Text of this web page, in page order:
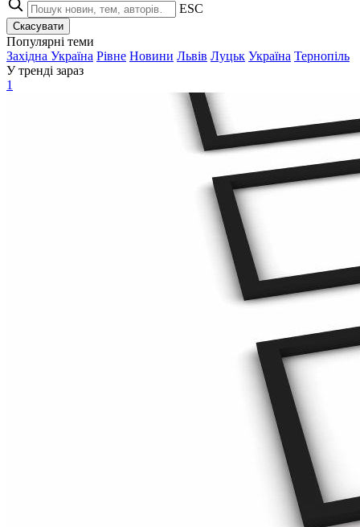
ESC
Скасувати
Популярні теми
Західна Україна Рівне Новини Львів Луцьк Україна Тернопіль
У тренді зараз
1